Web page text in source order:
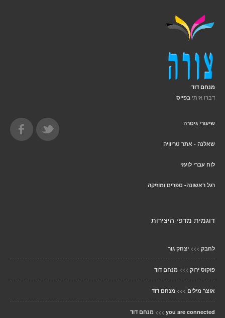
מנחם דוד
דברו איתי בפייס
שיעורי גיטרה
שאלנה - אתר טריוויה
לוח עברי לועזי
רגל ראשונה- ספרים ומוזיקה
דוגמית מדפי היצירות
לחבק >>> יצחק גור
פוקוס ירוק >>> מנחם דוד
אוצר מילים >>> מנחם דוד
you are connected
>>> מנחם דוד